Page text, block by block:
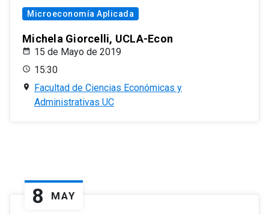
Microeconomía Aplicada
Michela Giorcelli, UCLA-Econ
15 de Mayo de 2019
15:30
Facultad de Ciencias Económicas y
Administrativas UC
8 MAY